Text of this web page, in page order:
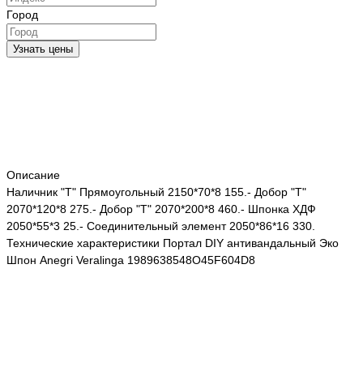
Город
Узнать цены
Описание
Наличник "Т" Прямоугольный 2150*70*8 155.- Добор "Т"
2070*120*8 275.- Добор "Т" 2070*200*8 460.- Шпонка ХДФ
2050*55*3 25.- Соединительный элемент 2050*86*16 330.
Технические характеристики Портал DIY антивандальный Эко
Шпон Anegri Veralinga 1989638548O45F604D8